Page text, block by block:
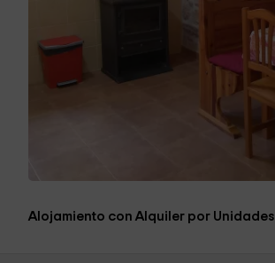
Alojamiento con Alquiler por Unidades